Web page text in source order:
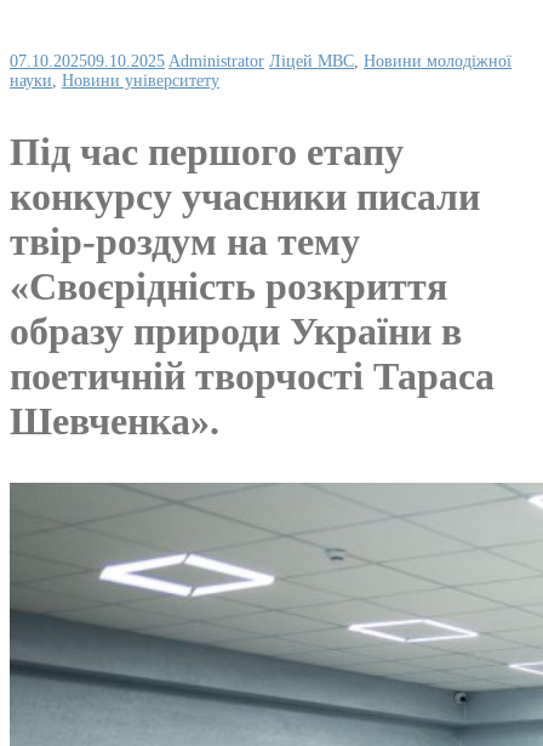
07.10.202509.10.2025 Administrator Ліцей МВС, Новини молодіжної
науки, Новини університету
Під час першого етапу
конкурсу учасники писали
твір-роздум на тему
«Своєрідність розкриття
образу природи України в
поетичній творчості Тараса
Шевченка».